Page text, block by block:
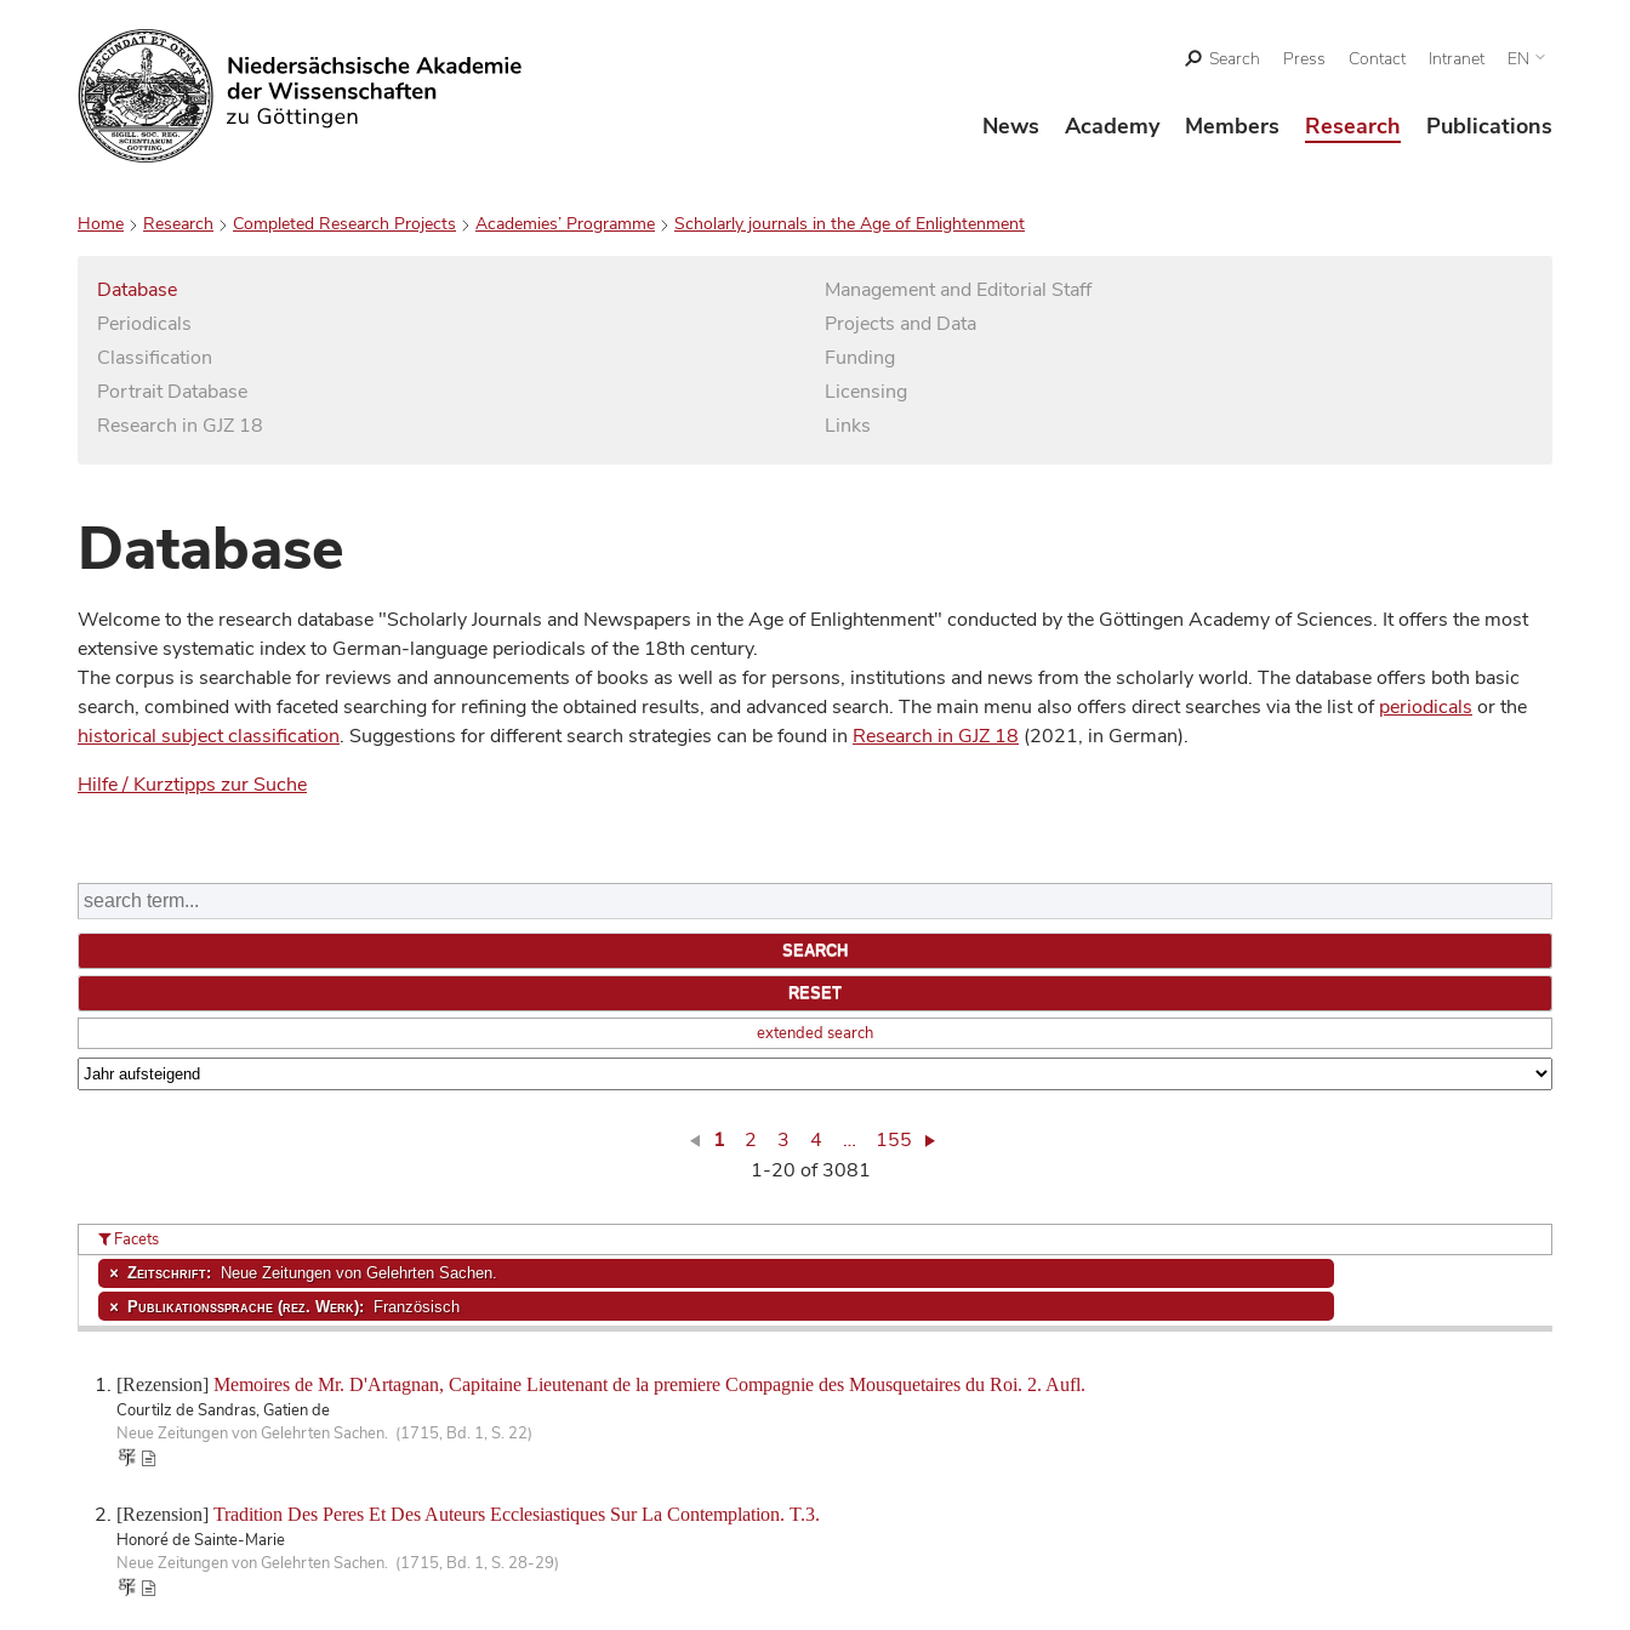
Search
Search Press Contact Intranet EN
News Academy Members Research Publications
Home Research Completed Research Projects Academies’ Programme Scholarly journals in the Age of Enlightenment
Database
Periodicals
Classification
Portrait Database
Research in GJZ 18
Management and Editorial Staff
Projects and Data
Funding
Licensing
Links
Database
Welcome to the research database "Scholarly Journals and Newspapers in the Age of Enlightenment" conducted by the Göttingen Academy of Sciences. It offers the most
extensive systematic index to German-language periodicals of the 18th century.
The corpus is searchable for reviews and announcements of books as well as for persons, institutions and news from the scholarly world. The database offers both basic
search, combined with faceted searching for refining the obtained results, and advanced search. The main menu also offers direct searches via the list ofperiodicals or the
historical subject classification. Suggestions for different search strategies can be found in Research in GJZ 18 (2021, in German).
Hilfe / Kurztipps zur Suche
extended search
1 2 3 4 …
155
1-20 of 3081
[Rezension] Memoires de Mr. D'Artagnan, Capitaine Lieutenant de la premiere Compagnie des Mousquetaires du Roi. 2. Aufl.
Courtilz de Sandras, Gatien de
Neue Zeitungen von Gelehrten Sachen. (1715, Bd. 1, S. 22)
[Rezension] Tradition Des Peres Et Des Auteurs Ecclesiastiques Sur La Contemplation. T.3.
Honoré de Sainte-Marie
Neue Zeitungen von Gelehrten Sachen. (1715, Bd. 1, S. 28-29)
Facets
Zeitschrift: Neue Zeitungen von Gelehrten Sachen.
Publikationssprache (rez. Werk): Französisch